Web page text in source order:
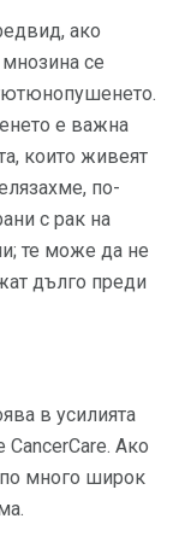
ако
се
е важна
които живеят
по-
с рак на
те може да не
дълго преди
в усилията
Ако
много широк